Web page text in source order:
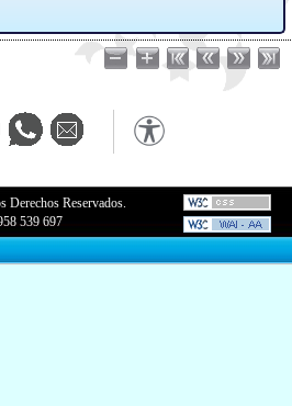
Derechos Reservados.
539 697